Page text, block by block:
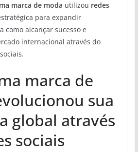
marca de moda utilizou redes
para expandir
como alcançar sucesso e
internacional através do
marca de
sua
global através
sociais